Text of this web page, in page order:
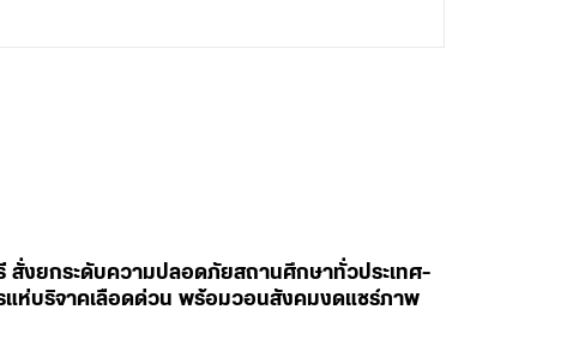
สั่งยกระดับความปลอดภัยสถานศึกษาทั่วประเทศ-
แห่บริจาคเลือดด่วน พร้อมวอนสังคมงดแชร์ภาพ